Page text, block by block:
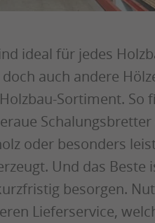
ideal für jedes
auch andere
Sortiment. So
oder besonders
Und das Beste
besorgen.
Lieferservice,